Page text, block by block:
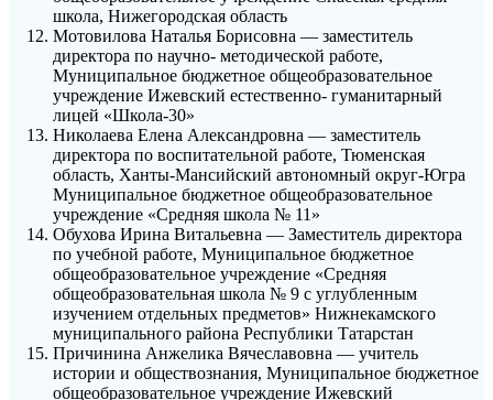
школа, Нижегородская область
Мотовилова Наталья Борисовна — заместитель
директора по научно- методической работе,
Муниципальное бюджетное общеобразовательное
учреждение Ижевский естественно- гуманитарный
лицей «Школа-30»
Николаева Елена Александровна — заместитель
директора по воспитательной работе, Тюменская
область, Ханты-Мансийский автономный округ-Югра
Муниципальное бюджетное общеобразовательное
учреждение «Средняя школа № 11»
Обухова Ирина Витальевна — Заместитель директора
по учебной работе, Муниципальное бюджетное
общеобразовательное учреждение «Средняя
общеобразовательная школа № 9 с углубленным
изучением отдельных предметов» Нижнекамского
муниципального района Республики Татарстан
Причинина Анжелика Вячеславовна — учитель
истории и обществознания, Муниципальное бюджетное
общеобразовательное учреждение Ижевский